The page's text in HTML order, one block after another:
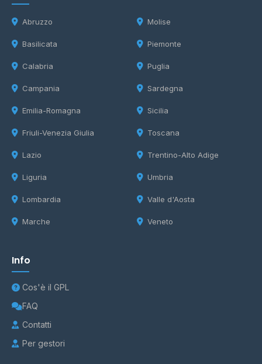
Abruzzo
Basilicata
Calabria
Campania
Emilia-Romagna
Friuli-Venezia Giulia
Lazio
Liguria
Lombardia
Marche
Molise
Piemonte
Puglia
Sardegna
Sicilia
Toscana
Trentino-Alto Adige
Umbria
Valle d'Aosta
Veneto
Info
Cos'è il GPL
FAQ
Contatti
Per gestori